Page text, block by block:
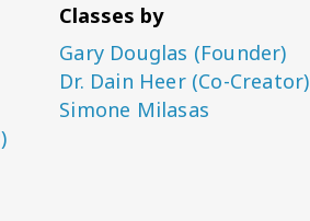
Classes by
Gary Douglas (Founder)
Dr. Dain Heer (Co-Creator)
Simone Milasas